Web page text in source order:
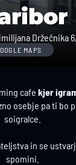
Držečnika
MAPS
cafe kjer
osebje pa ti bo
soigralce.
in se
spomini.